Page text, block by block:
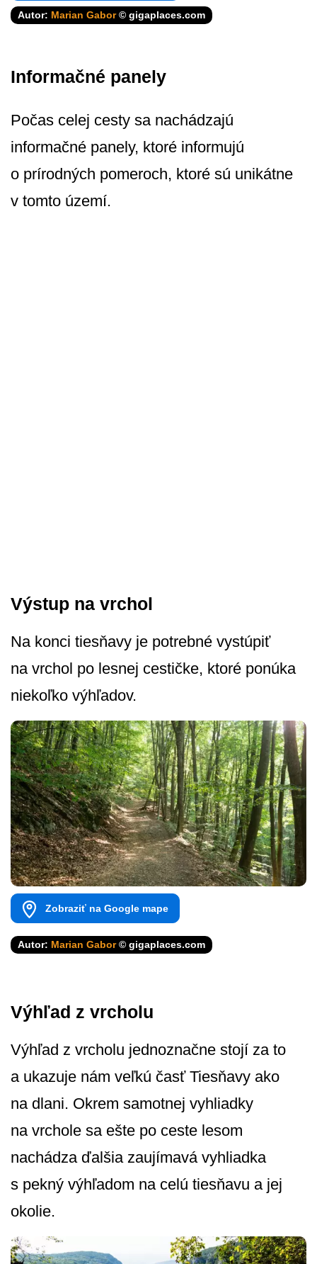
Autor: Marian Gabor© gigaplaces.com
Informačné panely
Počas celej cesty sa nachádzajú
informačné panely, ktoré informujú
o prírodných pomeroch, ktoré sú unikátne
v tomto území.
Výstup na vrchol
Na konci tiesňavy je potrebné vystúpiť
na vrchol po lesnej cestičke, ktoré ponúka
niekoľko výhľadov.
Zobraziť na Google mape
Autor: Marian Gabor© gigaplaces.com
Výhľad z vrcholu
Výhľad z vrcholu jednoznačne stojí za to
a ukazuje nám veľkú časť Tiesňavy ako
na dlani. Okrem samotnej vyhliadky
na vrchole sa ešte po ceste lesom
nachádza ďalšia zaujímavá vyhliadka
s pekný výhľadom na celú tiesňavu a jej
okolie.